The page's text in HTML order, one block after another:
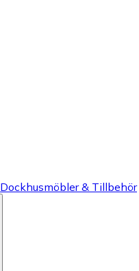
Dockhusmöbler & Tillbehör